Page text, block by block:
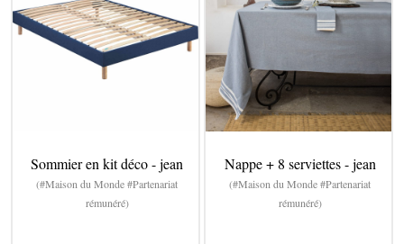
Sommier en kit déco - jean
(#Maison du Monde #Partenariat
rémunéré)
Nappe + 8 serviettes - jean
(#Maison du Monde #Partenariat
rémunéré)